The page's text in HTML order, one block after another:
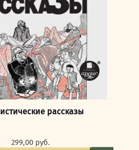
рассказы
299,00 руб.